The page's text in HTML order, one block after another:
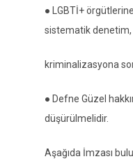
● LGBTİ+
sistematik denetim,
kriminalizasyona
● Defne Güzel
düşürülmelidir.
Aşağıda İmzası